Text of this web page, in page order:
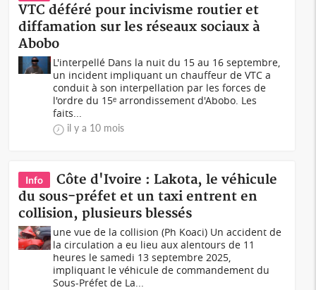
VTC déféré pour incivisme routier et
diffamation sur les réseaux sociaux à
Abobo
L'interpellé Dans la nuit du 15 au 16 septembre,
un incident impliquant un chauffeur de VTC a
conduit à son interpellation par les forces de
l'ordre du 15ᵉ arrondissement d'Abobo. Les
faits...
il y a 10 mois
Info
Côte d'Ivoire : Lakota, le véhicule
du sous-préfet et un taxi entrent en
collision, plusieurs blessés
une vue de la collision (Ph Koaci) Un accident de
la circulation a eu lieu aux alentours de 11
heures le samedi 13 septembre 2025,
impliquant le véhicule de commandement du
Sous-Préfet de La...